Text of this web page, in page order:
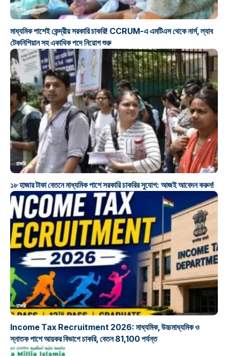
চাকরি
মাধ্যমিক পাশেই কেন্দ্রীয় সরকারি চাকরি! CCRUM-এ এমটিএস থেকে নার্স, ল্যাব
টেকনিশিয়ান সহ একাধিক পদে নিয়োগ শুরু
চাকরি
১৮ হাজার টাকা বেতনে মাধ্যমিক পাশে সরকারি চাকরির সুযোগ: আজই আবেদন করুন!
চাকরি
Income Tax Recruitment 2026: মাধ্যমিক, উচ্চমাধ্যমিক ও
স্নাতক পাশে আয়কর বিভাগে চাকরি, বেতন 81,100 পর্যন্ত